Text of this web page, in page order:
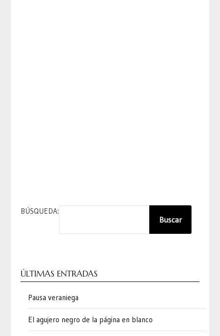
BÚSQUEDA:
Buscar
ÚLTIMAS ENTRADAS
Pausa veraniega
El agujero negro de la página en blanco